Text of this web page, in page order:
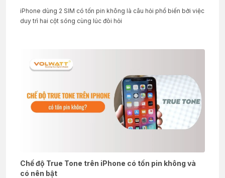
iPhone dùng 2 SIM có tốn pin không là câu hỏi phổ biến bởi việc
duy trì hai cột sóng cùng lúc đòi hỏi
Chế độ True Tone trên iPhone có tốn pin không và
có nên bật